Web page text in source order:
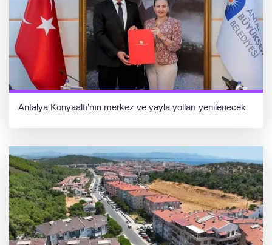
Antalya Konyaaltı’nın merkez ve yayla yolları yenilenecek